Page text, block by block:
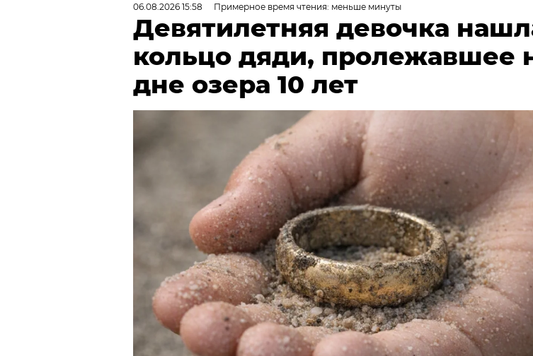
06.08.2026 15:58 Примерное время чтения: меньше минуты
Девятилетняя девочка
кольцо дяди, пролежавшее
дне озера 10 лет